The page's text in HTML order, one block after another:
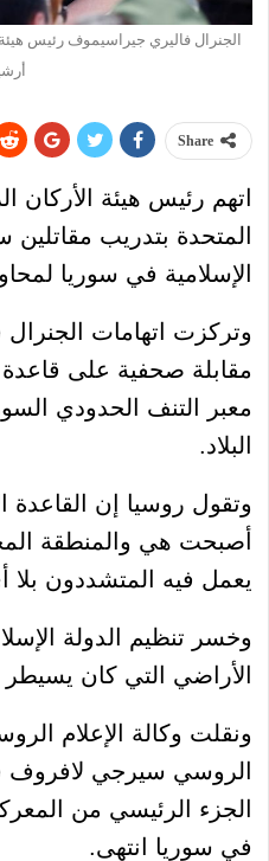
الجنرال فاليري جيراسيموف رئيس
Share
اتهم رئيس هيئة الأركان
المتحدة بتدريب مقاتلين
الإسلامية في سوريا
وتركزت اتهامات
مقابلة صحفية على
معبر التنف الحدودي
البلاد.
وتقول روسيا إن القاعدة
أصبحت هي والمنطقة
يعمل فيه المتشددون بلا
وخسر تنظيم الدولة
الأراضي التي كان
ونقلت وكالة الإعلام
الروسي سيرجي لافروف
الجزء الرئيسي من
في سوريا انتهى.